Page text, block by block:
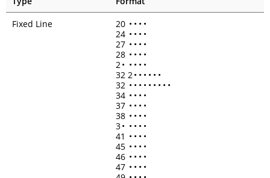
Fixed Line
20 • • • •
24 • • • •
27 • • • •
28 • • • •
2• • • • •
32 2• • • • • •
32 • • • • • • • • •
34 • • • •
37 • • • •
38 • • • •
3• • • • •
41 • • • •
45 • • • •
46 • • • •
47 • • • •